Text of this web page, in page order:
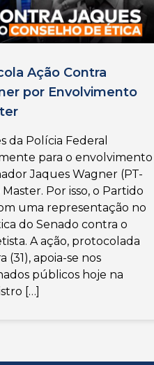
Ação Contra
por Envolvimento
da Polícia Federal
para o envolvimento
Jaques Wagner (PT-
Por isso, o Partido
uma representação no
do Senado contra o
A ação, protocolada
(31), apoia-se nos
públicos hoje na
[…]